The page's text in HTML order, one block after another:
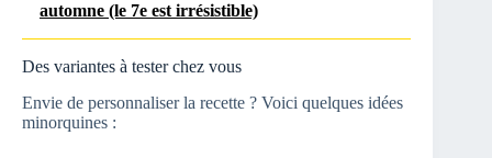
automne (le 7e est irrésistible)
Des variantes à tester chez vous
Envie de personnaliser la recette ? Voici quelques idées
minorquines :